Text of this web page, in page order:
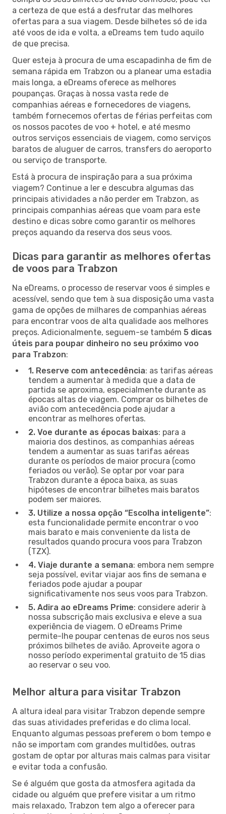
a certeza de que está a desfrutar das melhores
ofertas para a sua viagem. Desde bilhetes só de ida
até voos de ida e volta, a eDreams tem tudo aquilo
de que precisa.
Quer esteja à procura de uma escapadinha de fim de
semana rápida em Trabzon ou a planear uma estadia
mais longa, a eDreams oferece as melhores
poupanças. Graças à nossa vasta rede de
companhias aéreas e fornecedores de viagens,
também fornecemos ofertas de férias perfeitas com
os nossos pacotes de voo + hotel, e até mesmo
outros serviços essenciais de viagem, como serviços
baratos de aluguer de carros, transfers do aeroporto
ou serviço de transporte.
Está à procura de inspiração para a sua próxima
viagem? Continue a ler e descubra algumas das
principais atividades a não perder em Trabzon, as
principais companhias aéreas que voam para este
destino e dicas sobre como garantir os melhores
preços aquando da reserva dos seus voos.
Dicas para garantir as melhores ofertas
de voos para Trabzon
Na eDreams, o processo de reservar voos é simples e
acessível, sendo que tem à sua disposição uma vasta
gama de opções de milhares de companhias aéreas
para encontrar voos de alta qualidade aos melhores
preços. Adicionalmente, seguem-se também 5 dicas
úteis para poupar dinheiro no seu próximo voo
para Trabzon:
1. Reserve com antecedência: as tarifas aéreas
tendem a aumentar à medida que a data de
partida se aproxima, especialmente durante as
épocas altas de viagem. Comprar os bilhetes de
avião com antecedência pode ajudar a
encontrar as melhores ofertas.
2. Voe durante as épocas baixas: para a
maioria dos destinos, as companhias aéreas
tendem a aumentar as suas tarifas aéreas
durante os períodos de maior procura (como
feriados ou verão). Se optar por voar para
Trabzon durante a época baixa, as suas
hipóteses de encontrar bilhetes mais baratos
podem ser maiores.
3. Utilize a nossa opção “Escolha inteligente”:
esta funcionalidade permite encontrar o voo
mais barato e mais conveniente da lista de
resultados quando procura voos para Trabzon
(TZX).
4. Viaje durante a semana: embora nem sempre
seja possível, evitar viajar aos fins de semana e
feriados pode ajudar a poupar
significativamente nos seus voos para Trabzon.
5. Adira ao eDreams Prime: considere aderir à
nossa subscrição mais exclusiva e eleve a sua
experiência de viagem. O eDreams Prime
permite-lhe poupar centenas de euros nos seus
próximos bilhetes de avião. Aproveite agora o
nosso período experimental gratuito de 15 dias
ao reservar o seu voo.
Melhor altura para visitar Trabzon
A altura ideal para visitar Trabzon depende sempre
das suas atividades preferidas e do clima local.
Enquanto algumas pessoas preferem o bom tempo e
não se importam com grandes multidões, outras
gostam de optar por alturas mais calmas para visitar
e evitar toda a confusão.
Se é alguém que gosta da atmosfera agitada da
cidade ou alguém que prefere visitar a um ritmo
mais relaxado, Trabzon tem algo a oferecer para